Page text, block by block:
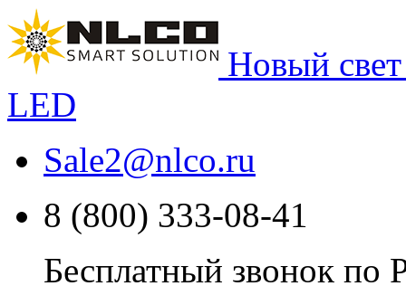
Новый
LED
Sale2@nlco.ru
8 (800) 333-08-41
Бесплатный звонок по